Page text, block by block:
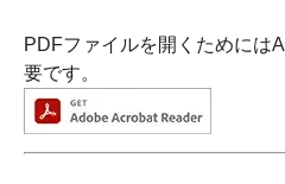
PDFファイルを開くためには
要です。